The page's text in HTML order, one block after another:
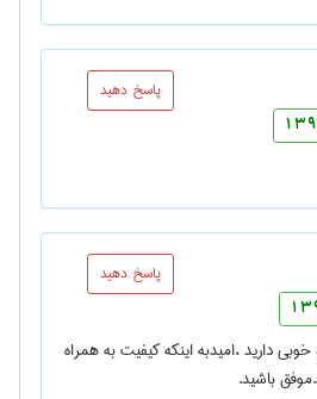
پاسخ دهید
پاسخ دهید
دارید ،امیدبه اینکه کیفیت به همراه
باشید.